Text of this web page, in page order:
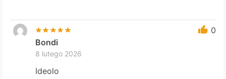
0
Bondi
8 lutego 2026
Ideolo